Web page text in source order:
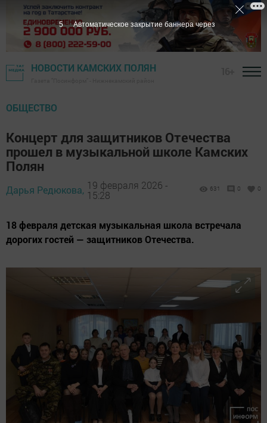
НОВОСТИ КАМСКИХ ПОЛЯН
ОБЩЕСТВО
Концерт для защитников Отечества
прошел в музыкальной школе Камских
Полян
Дарья Редюкова, 19 февраля 2026 -
15:28
631 0 0
18 февраля детская музыкальная школа встречала
дорогих гостей — защитников Отечества.
4 Автоматическое закрытие баннера через